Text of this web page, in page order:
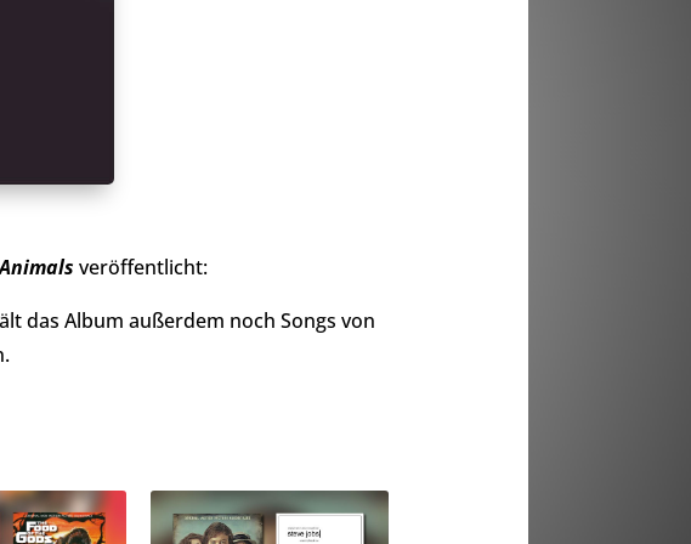
veröffentlicht:
das Album außerdem noch Songs von